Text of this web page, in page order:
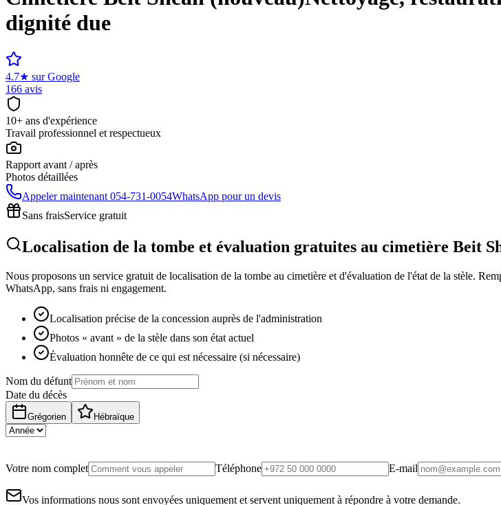
dignité due
4.7★ sur Google
166 avis
10+ ans d'expérience
Travail professionnel et respectueux
Rapport avant / après
Photos détaillées
Appeler maintenant 054-731-0054WhatsApp pour un devis
Sans fraisService gratuit
Localisation de la tombe et évaluation gratuites au cimetière Beit
Nous proposons un service gratuit de localisation de la tombe au cimetière et d'évaluation de l'état de la stèle.
WhatsApp, sans frais ni engagement.
Localisation précise de la concession auprès de l'administration
Photos « avant » de la stèle dans son état actuel
Évaluation honnête de ce qui est nécessaire (si nécessaire)
Nom du défunt
Date du décès
Grégorien Hébraïque
Votre nom complet Téléphone E-mail
Vos informations nous sont envoyées uniquement et servent uniquement à répondre à votre demande.